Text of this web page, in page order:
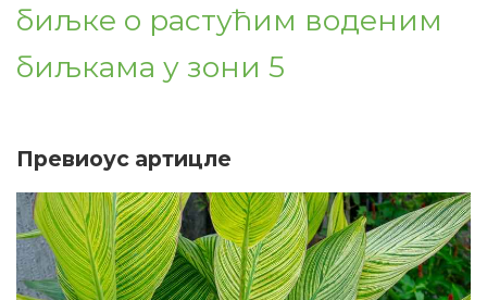
биљке о растућим воденим
биљкама у зони 5
Превиоус артицле